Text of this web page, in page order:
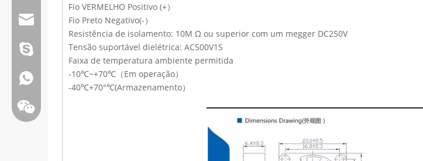
Fio VERMELHO Positivo (+）
Fio Preto Negativo(-）
Resistência de isolamento: 10M Ω ou superior com um megger DC250V
Tensão suportável dielétrica: AC500V1S
Faixa de temperatura ambiente permitida
-10℃~+70℃（Em operação）
-40℃+70°℃(Armazenamento）
E-mail:james@hkritscher.com
E-mail:admin@hkritscher.com
Skype: whzggm
Whatsapp:+86 13808637315